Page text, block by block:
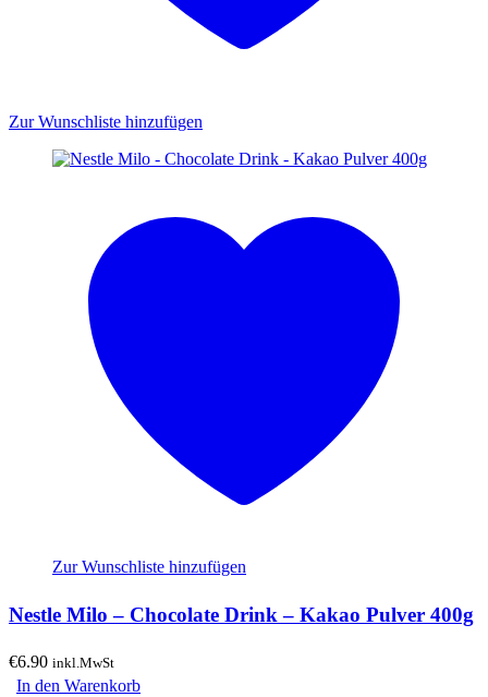
Zur Wunschliste hinzufügen
Zur Wunschliste hinzufügen
Nestle Milo – Chocolate Drink – Kakao Pulver 400g
€6.90 inkl.MwSt
In den Warenkorb